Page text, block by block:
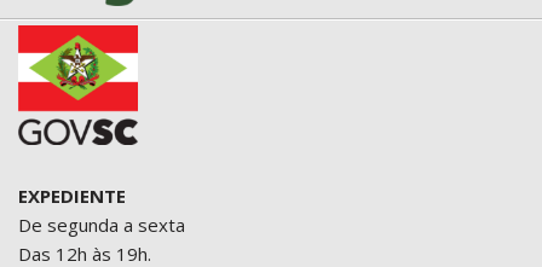
EXPEDIENTE
De segunda a sexta
Das 12h às 19h.